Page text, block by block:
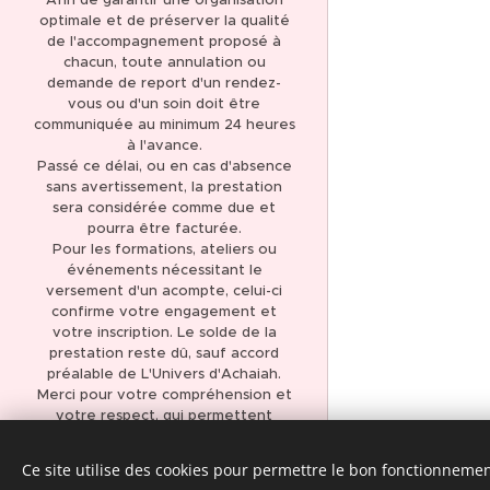
LITHOTHÉRAPIE
AROMATHÉRAPIE
FLEURS DE BACH
LECTURE D'ÂME
SOIN VIBRATOIRE
SONORE
VOYAGE SONORE
RÉFLEXOLOGIE
PLANTAIRE
PRESSOTHÉRAPIE ET
RÉFLEXOLOGIE
SOINS VISAGE
CERCLE DE FEMMES
optimale et de préserver la qualité
de l'accompagnement proposé à
chacun, toute annulation ou
demande de report d'un rendez-
vous ou d'un soin doit être
communiquée au minimum 24 heures
à l'avance.
Passé ce délai, ou en cas d'absence
sans avertissement, la prestation
sera considérée comme due et
pourra être facturée.
Pour les formations, ateliers ou
événements nécessitant le
versement d'un acompte, celui-ci
confirme votre engagement et
votre inscription. Le solde de la
prestation reste dû, sauf accord
préalable de L'Univers d'Achaiah.
Merci pour votre compréhension et
votre respect, qui permettent
Ce site utilise des cookies pour permettre le bon